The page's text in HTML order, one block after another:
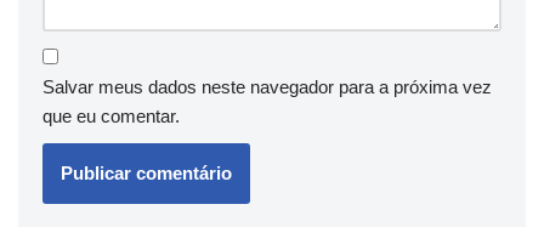
Salvar meus dados neste navegador para a próxima vez
que eu comentar.